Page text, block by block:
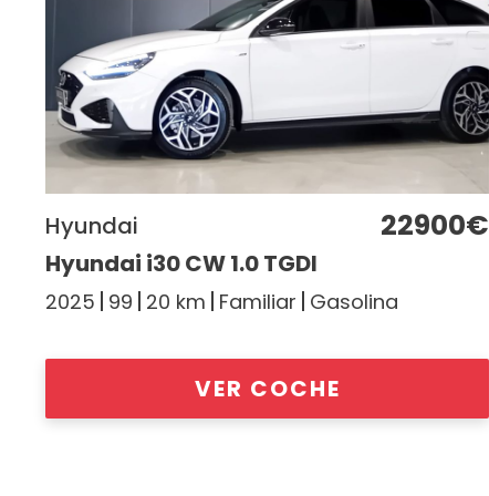
Hyundai 22900€
Hyundai i30 CW 1.0 TGDI
2025 99 20 km Familiar Gasolina
VER COCHE